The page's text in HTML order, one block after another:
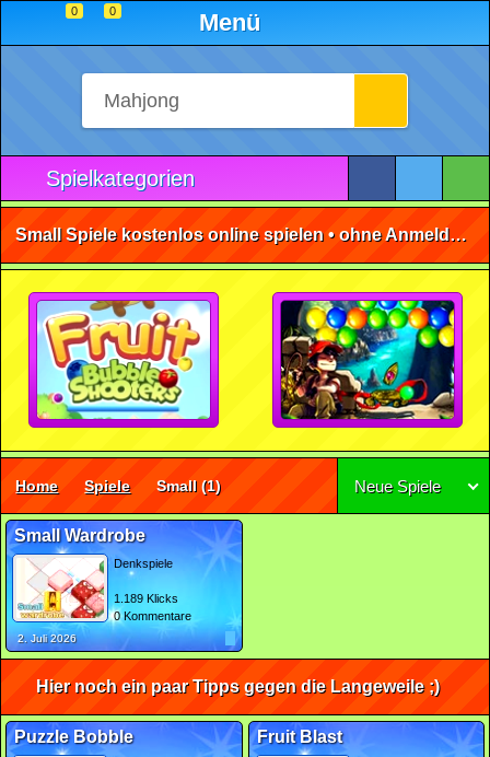
0 0 Menü
Spielkategorien
Small Spiele kostenlos online spielen • ohne Anmeldung 🕹️
Home Spiele Small (1) Neue Spiele
Small Wardrobe
Denkspiele
1.189 Klicks
0 Kommentare
2. Juli 2026
Hier noch ein paar Tipps gegen die Langeweile ;)
Puzzle Bobble Fruit Blast